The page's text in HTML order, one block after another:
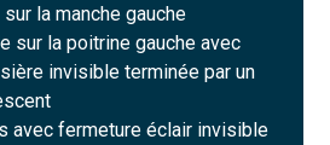
la manche gauche
sur la poitrine gauche avec
invisible terminée par un
avec fermeture éclair invisible